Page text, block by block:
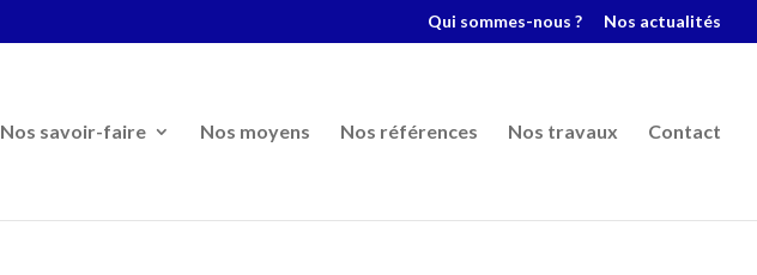
Qui sommes-nous ? Nos actualités
Nos savoir-faire Nos moyens Nos références Nos travaux Contact